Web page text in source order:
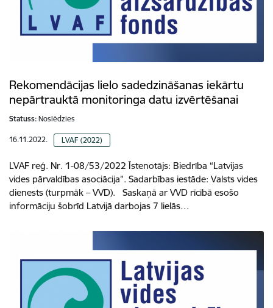
Rekomendācijas lielo sadedzināšanas iekārtu
nepārtrauktā monitoringa datu izvērtēšanai
Statuss: Noslēdzies
16.11.2022. LVAF (2022)
LVAF reģ. Nr. 1-08/53/2022 Īstenotājs: Biedrība “Latvijas
vides pārvaldības asociācija”. Sadarbības iestāde: Valsts vides
dienests (turpmāk – VVD). Saskaņā ar VVD rīcībā esošo
informāciju šobrīd Latvijā darbojas 7 lielās…